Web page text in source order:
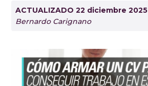
ACTUALIZADO 22 diciembre 2025
Bernardo Carignano